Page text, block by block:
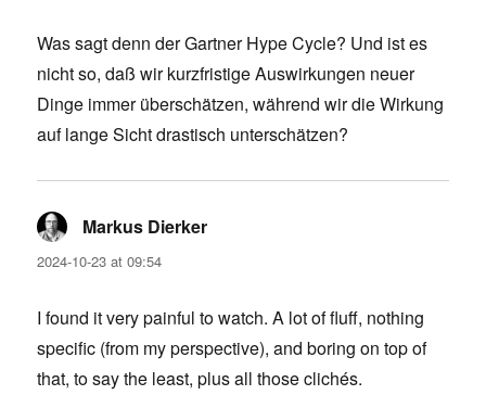
Was sagt denn der Gartner Hype Cycle? Und ist es
nicht so, daß wir kurzfristige Auswirkungen neuer
Dinge immer überschätzen, während wir die Wirkung
auf lange Sicht drastisch unterschätzen?
Markus Dierker
2024-10-23 at 09:54
I found it very painful to watch. A lot of fluff, nothing
specific (from my perspective), and boring on top of
that, to say the least, plus all those clichés.